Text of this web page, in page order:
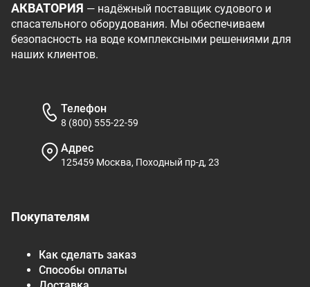
АКВАТОРИЯ — надёжный поставщик судового и
спасательного оборудования. Мы обеспечиваем
безопасность на воде комплексными решениями для
наших клиентов.
Покупателям
Как сделать заказ
Способы оплаты
Телефон
8 (800) 555-22-59
Адрес
125459 Москва, Походный пр-д, 23